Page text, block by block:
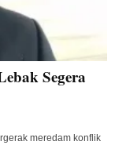
Segera
meredam konflik